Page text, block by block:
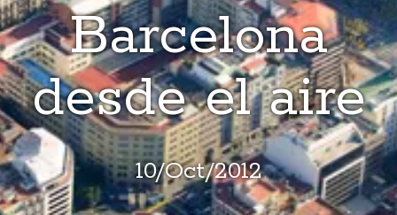
Barcelona
desde el aire
10/Oct/2012